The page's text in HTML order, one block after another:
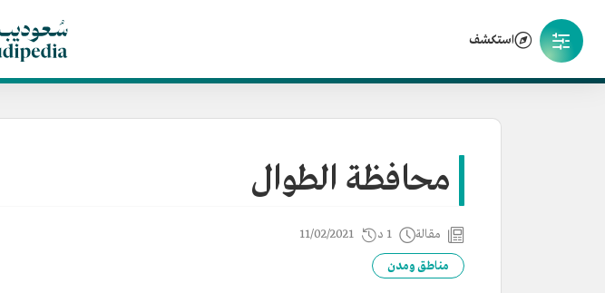
استكشف
محافظة الطوال
مقالة 1 د 11/02/2021
مناطق ومدن